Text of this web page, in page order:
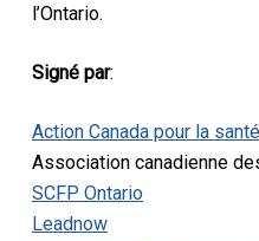
l’Ontario.
Signé par:
Action Canada pour la
Association canadienne
SCFP Ontario
Leadnow